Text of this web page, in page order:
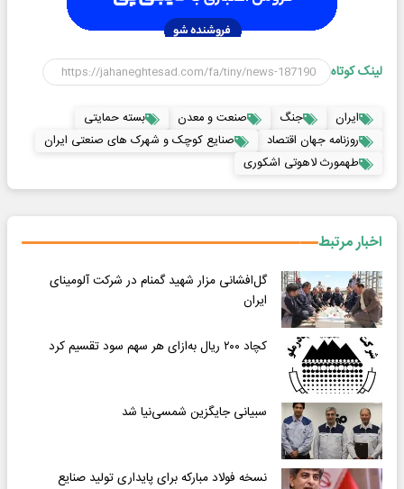
لینک کوتاه
ایران جنگ صنعت و معدن
بسته حمایتی
روزنامه جهان اقتصاد
صنایع کوچک و شهرک های صنعتی ایران
طهمورث لاهوتی اشکوری
اخبار مرتبط
گل‌افشانی مزار شهید گمنام در شرکت آلومینای
ایران
کچاد ۲۰۰ ریال به‌ازای هر سهم سود تقسیم کرد
سبیانی جایگزین شمسی‌نیا شد
نسخه فولاد مبارکه برای پایداری تولید صنایع